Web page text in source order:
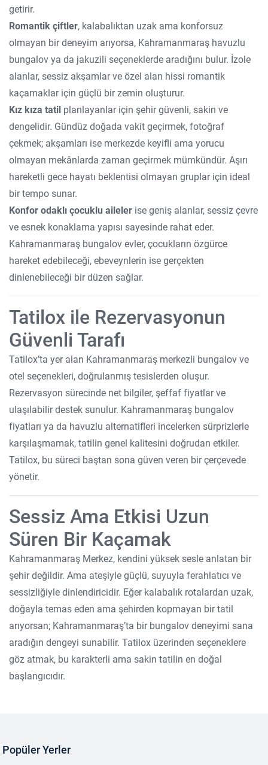
getirir.
Romantik çiftler, kalabalıktan uzak ama konforsuz
olmayan bir deneyim arıyorsa, Kahramanmaraş havuzlu
bungalov ya da jakuzili seçeneklerde aradığını bulur. İzole
alanlar, sessiz akşamlar ve özel alan hissi romantik
kaçamaklar için güçlü bir zemin oluşturur.
Kız kıza tatil planlayanlar için şehir güvenli, sakin ve
dengelidir. Gündüz doğada vakit geçirmek, fotoğraf
çekmek; akşamları ise merkezde keyifli ama yorucu
olmayan mekânlarda zaman geçirmek mümkündür. Aşırı
hareketli gece hayatı beklentisi olmayan gruplar için ideal
bir tempo sunar.
Konfor odaklı çocuklu aileler ise geniş alanlar, sessiz çevre
ve esnek konaklama yapısı sayesinde rahat eder.
Kahramanmaraş bungalov evler, çocukların özgürce
hareket edebileceği, ebeveynlerin ise gerçekten
dinlenebileceği bir düzen sağlar.
Tatilox ile Rezervasyonun
Güvenli Tarafı
Tatilox’ta yer alan Kahramanmaraş merkezli bungalov ve
otel seçenekleri, doğrulanmış tesislerden oluşur.
Rezervasyon sürecinde net bilgiler, şeffaf fiyatlar ve
ulaşılabilir destek sunulur. Kahramanmaraş bungalov
fiyatları ya da havuzlu alternatifleri incelerken sürprizlerle
karşılaşmamak, tatilin genel kalitesini doğrudan etkiler.
Tatilox, bu süreci baştan sona güven veren bir çerçevede
yönetir.
Sessiz Ama Etkisi Uzun
Süren Bir Kaçamak
Kahramanmaraş Merkez, kendini yüksek sesle anlatan bir
şehir değildir. Ama ateşiyle güçlü, suyuyla ferahlatıcı ve
sessizliğiyle dinlendiricidir. Eğer kalabalık rotalardan uzak,
doğayla temas eden ama şehirden kopmayan bir tatil
arıyorsan; Kahramanmaraş’ta bir bungalov deneyimi sana
aradığın dengeyi sunabilir. Tatilox üzerinden seçeneklere
göz atmak, bu karakterli ama sakin tatilin en doğal
başlangıcıdır.
Popüler Yerler